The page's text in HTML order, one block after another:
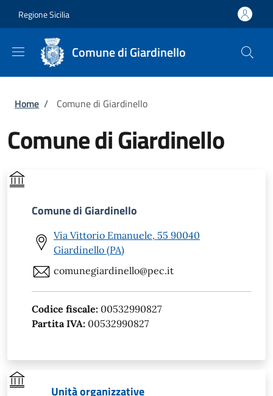
Regione Sicilia
Comune di Giardinello
Briciole di pane
Home / Comune di Giardinello
Comune di Giardinello
Comune di Giardinello
Via Vittorio Emanuele, 55 90040
Giardinello (PA)
comunegiardinello@pec.it
Codice fiscale: 00532990827
Partita IVA: 00532990827
Unità organizzative